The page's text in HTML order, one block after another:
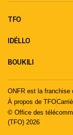
TFO
IDÉLLO
BOUKILI
ONFR est la franchise
À propos de TFO
© Office des
(TFO) 2026